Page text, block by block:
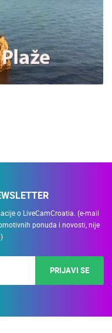
o LiveCamCroatia. (e-mail
ponuda i novosti, nije
PRIJAVI SE